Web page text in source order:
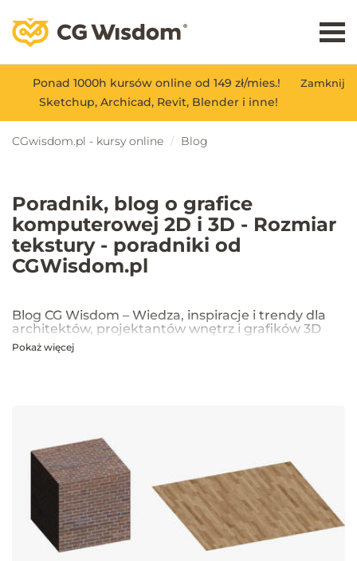
Zamknij
Ponad 1000h kursów online od 149 zł/mies.!
Sketchup, Archicad, Revit, Blender i inne!
CGwisdom.pl - kursy online Blog
Poradnik, blog o grafice
komputerowej 2D i 3D - Rozmiar
tekstury - poradniki od
CGWisdom.pl
Blog CG Wisdom – Wiedza, inspiracje i trendy dla
architektów, projektantów wnętrz i grafików 3D
Na blogu CG Wisdom znajdziesz praktyczne porady, inspiracje oraz
optymalizować proces projektowy. Śledź nasz blog, aby pozostać na
bieżąco z technologią i rozwijać swoje umiejętności w projektowaniu
przestrzeni i wizualizacji 3D!
Pokaż więcej